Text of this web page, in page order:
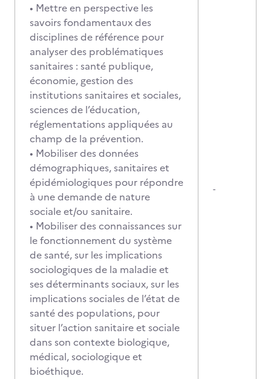
• Mettre en perspective les
savoirs fondamentaux des
disciplines de référence pour
analyser des problématiques
sanitaires : santé publique,
économie, gestion des
institutions sanitaires et sociales,
sciences de l’éducation,
réglementations appliquées au
champ de la prévention.
• Mobiliser des données
démographiques, sanitaires et
épidémiologiques pour répondre
à une demande de nature
sociale et/ou sanitaire.
• Mobiliser des connaissances sur
le fonctionnement du système
de santé, sur les implications
sociologiques de la maladie et
ses déterminants sociaux, sur les
implications sociales de l’état de
santé des populations, pour
situer l’action sanitaire et sociale
dans son contexte biologique,
médical, sociologique et
bioéthique.
-